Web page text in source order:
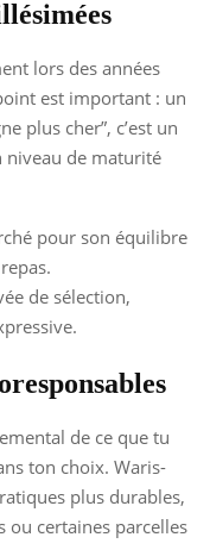
lors des années
est important : un
plus cher”, c’est un
niveau de maturité
pour son équilibre
de sélection,
de ce que tu
ton choix. Waris-
plus durables,
ou certaines parcelles